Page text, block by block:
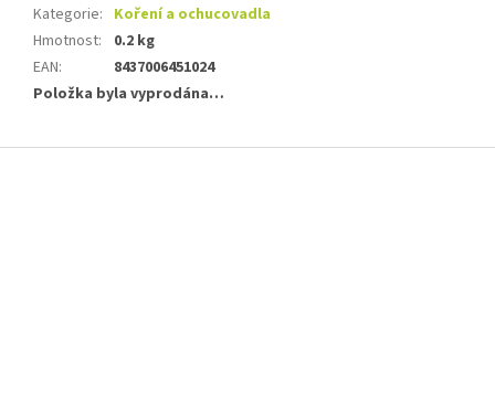
Kategorie: Koření a ochucovadla
Hmotnost:
0.2 kg
EAN:
8437006451024
Položka byla vyprodána…